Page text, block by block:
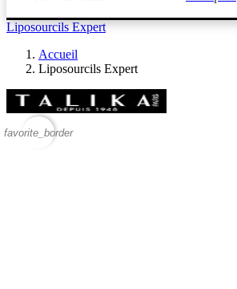
Liposourcils Expert
Accueil
Liposourcils Expert
favorite_border